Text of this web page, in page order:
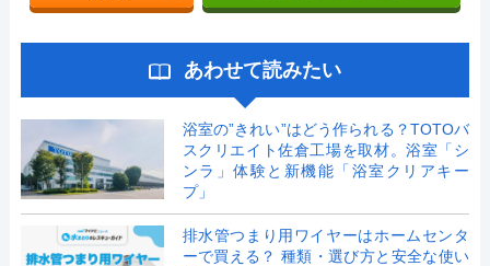
あわせて読みたい
浴室の”きれい”はどう作られる？TOTOバ
スクリエイト佐倉工場を取材。浴室「シ
ンラ」体験と新機能「浴室クリアキー
プ」
排水管つまり用ワイヤーはホームセンタ
ーで買える？ 種類・選び方と安全な使い